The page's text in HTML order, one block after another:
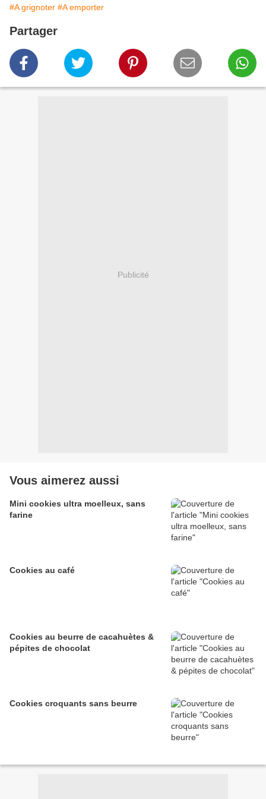
#A grignoter #A emporter
Partager
Publicité
Vous aimerez aussi
Mini cookies ultra moelleux, sans
farine
Cookies au café
Cookies au beurre de cacahuètes &
pépites de chocolat
Cookies croquants sans beurre